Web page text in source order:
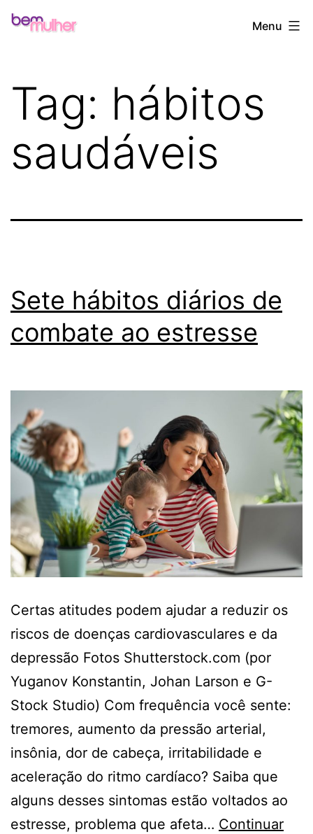
Pular
conteúdo
Bem
Menu
Tag: hábitos
saudáveis
Sete hábitos diários de
combate ao estresse
Certas atitudes podem ajudar a reduzir os
riscos de doenças cardiovasculares e da
depressão Fotos Shutterstock.com (por
Yuganov Konstantin, Johan Larson e G-
Stock Studio) Com frequência você sente:
tremores, aumento da pressão arterial,
insônia, dor de cabeça, irritabilidade e
aceleração do ritmo cardíaco? Saiba que
alguns desses sintomas estão voltados ao
estresse, problema que afeta… Continuar